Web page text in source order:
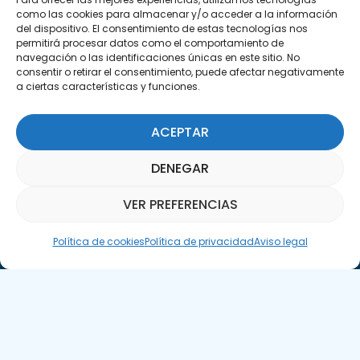
como las cookies para almacenar y/o acceder a la información
del dispositivo. El consentimiento de estas tecnologías nos
permitirá procesar datos como el comportamiento de
navegación o las identificaciones únicas en este sitio. No
consentir o retirar el consentimiento, puede afectar negativamente
a ciertas características y funciones.
ACEPTAR
DENEGAR
VER PREFERENCIAS
Política de cookiesPolítica de privacidadAviso legal
29590 Campanillas, Málaga